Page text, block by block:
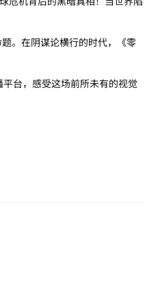
。在阴谋论横行的时代，《零
台，感受这场前所未有的视觉